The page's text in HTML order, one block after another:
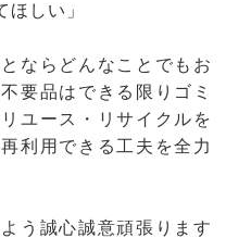
ほしい」
ならどんなことでもお
要品はできる限りゴミ
ユース・リサイクルを
利用できる工夫を全力
う誠心誠意頑張ります